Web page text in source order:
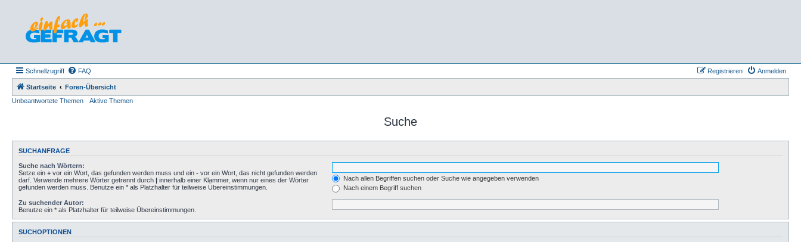
Schnellzugriff FAQ Anmelden
Registrieren
Startseite
Foren-Übersicht
Unbeantwortete Themen
Aktive Themen
Suche
SUCHANFRAGE
Suche nach Wörtern:
Setze ein + vor ein Wort, das gefunden werden muss und ein - vor ein Wort, das nicht gefunden werden
darf. Verwende mehrere Wörter getrennt durch | innerhalb einer Klammer, wenn nur eines der Wörter
gefunden werden muss. Benutze ein * als Platzhalter für teilweise Übereinstimmungen.
Nach allen Begriffen suchen oder Suche wie angegeben verwenden
Nach einem Begriff suchen
Zu suchender Autor:
Benutze ein * als Platzhalter für teilweise Übereinstimmungen.
SUCHOPTIONEN